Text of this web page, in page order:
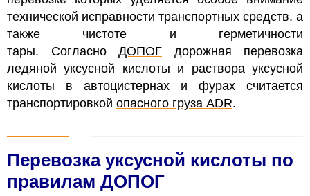
технической исправности транспортных средств, а
также чистоте и герметичности
тары. Согласно ДОПОГ дорожная перевозка
ледяной уксусной кислоты и раствора уксусной
кислоты в автоцистернах и фурах считается
транспортировкой опасного груза ADR.
Перевозка уксусной кислоты по
правилам ДОПОГ